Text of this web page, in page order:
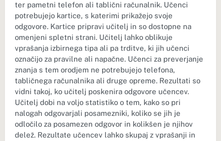
ter pametni telefon ali tablični računalnik. Učenci
potrebujejo kartice, s katerimi prikažejo svoje
odgovore. Kartice pripravi učitelj in so dostopne na
omenjeni spletni strani. Učitelj lahko oblikuje
vprašanja izbirnega tipa ali pa trditve, ki jih učenci
označijo za pravilne ali napačne. Učenci za preverjanje
znanja s tem orodjem ne potrebujejo telefona,
tabličnega računalnika ali druge opreme. Rezultati so
vidni takoj, ko učitelj poskenira odgovore učencev.
Učitelj dobi na voljo statistiko o tem, kako so pri
nalogah odgovarjali posamezniki, koliko se jih je
odločilo za posamezen odgovor in kolikšen je njihov
delež. Rezultate učencev lahko skupaj z vprašanji in